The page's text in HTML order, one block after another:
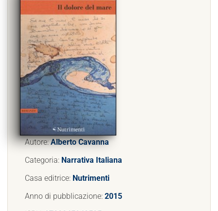
Autore:Alberto Cavanna
Categoria: Narrativa Italiana
Casa editrice: Nutrimenti
Anno di pubblicazione: 2015